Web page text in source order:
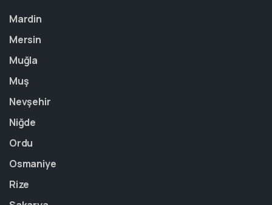
Mardin
Mersin
Muğla
Muş
Nevşehir
Niğde
Ordu
Osmaniye
Rize